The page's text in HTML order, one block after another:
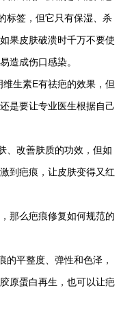
标签，但它只有保湿、杀
果皮肤破溃时千万不要使
造成伤口感染。
生素E有祛疤的效果，但
是要让专业医生根据自己
改善肤质的功效，但如
到疤痕，让皮肤变得又红
那么疤痕修复如何规范的
的平整度、弹性和色泽，
原蛋白再生，也可以让疤